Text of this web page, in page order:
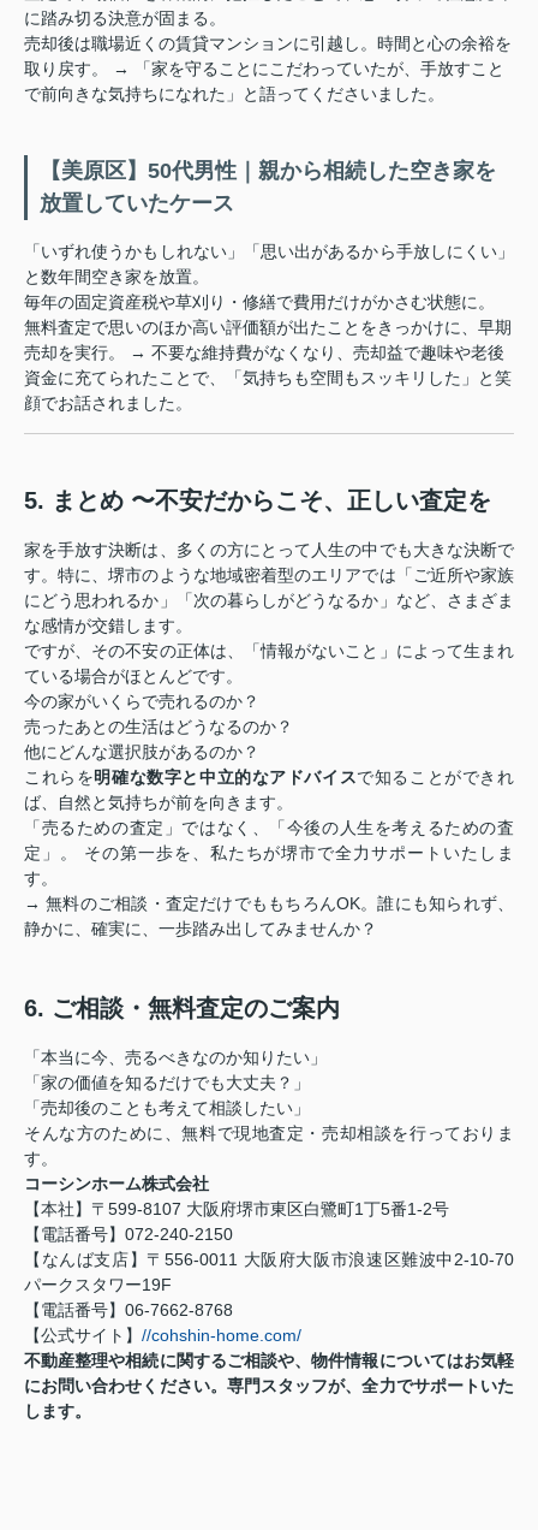
に踏み切る決意が固まる。
売却後は職場近くの賃貸マンションに引越し。時間と心の余裕を
取り戻す。 → 「家を守ることにこだわっていたが、手放すこと
で前向きな気持ちになれた」と語ってくださいました。
【美原区】50代男性｜親から相続した空き家を
放置していたケース
「いずれ使うかもしれない」「思い出があるから手放しにくい」
と数年間空き家を放置。
毎年の固定資産税や草刈り・修繕で費用だけがかさむ状態に。
無料査定で思いのほか高い評価額が出たことをきっかけに、早期
売却を実行。 → 不要な維持費がなくなり、売却益で趣味や老後
資金に充てられたことで、「気持ちも空間もスッキリした」と笑
顔でお話されました。
5. まとめ 〜不安だからこそ、正しい査定を
家を手放す決断は、多くの方にとって人生の中でも大きな決断で
す。特に、堺市のような地域密着型のエリアでは「ご近所や家族
にどう思われるか」「次の暮らしがどうなるか」など、さまざま
な感情が交錯します。
ですが、その不安の正体は、「情報がないこと」によって生まれ
ている場合がほとんどです。
今の家がいくらで売れるのか？
売ったあとの生活はどうなるのか？
他にどんな選択肢があるのか？
これらを明確な数字と中立的なアドバイスで知ることができれ
ば、自然と気持ちが前を向きます。
「売るための査定」ではなく、「今後の人生を考えるための査
定」。 その第一歩を、私たちが堺市で全力サポートいたしま
す。
→ 無料のご相談・査定だけでももちろんOK。誰にも知られず、
静かに、確実に、一歩踏み出してみませんか？
6. ご相談・無料査定のご案内
「本当に今、売るべきなのか知りたい」
「家の価値を知るだけでも大丈夫？」
「売却後のことも考えて相談したい」
そんな方のために、無料で現地査定・売却相談を行っておりま
す。
コーシンホーム株式会社
【本社】〒599-8107 大阪府堺市東区白鷺町1丁5番1-2号
【電話番号】072-240-2150
【なんば支店】〒556-0011 大阪府大阪市浪速区難波中2-10-70
パークスタワー19F
【電話番号】06-7662-8768
【公式サイト】 //cohshin-home.com/
不動産整理や相続に関するご相談や、物件情報についてはお気軽
にお問い合わせください。専門スタッフが、全力でサポートいた
します。